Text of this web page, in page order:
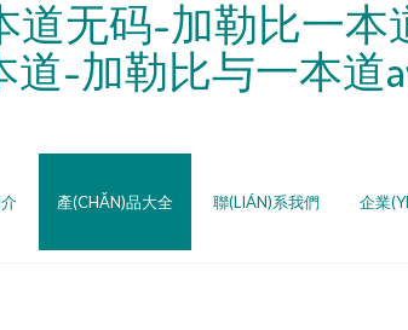
道无码-加勒比一本
-加勒比与一本道
產(CHǍN)品大全 聯(LIÁN)系我們 企業